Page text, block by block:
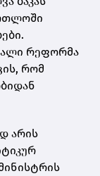
რეფორმა
რომ
არის